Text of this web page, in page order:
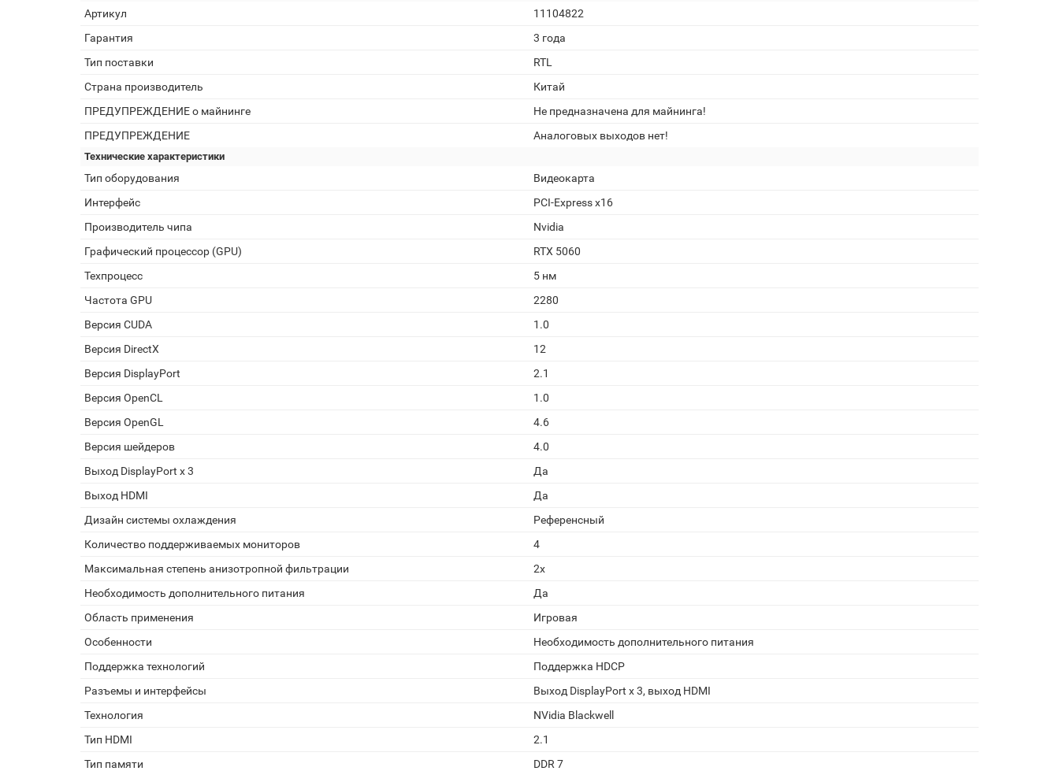
Артикул
11104822
Гарантия
3 года
Тип поставки
RTL
Страна производитель
Китай
ПРЕДУПРЕЖДЕНИЕ о майнинге
Не предназначена для майнинга!
ПРЕДУПРЕЖДЕНИЕ
Аналоговых выходов нет!
Технические характеристики
Тип оборудования
Видеокарта
Интерфейс
PCI-Express x16
Производитель чипа
Nvidia
Графический процессор (GPU)
RTX 5060
Техпроцесс
5 нм
Частота GPU
2280
Версия CUDA
1.0
Версия DirectX
12
Версия DisplayPort
2.1
Версия OpenCL
1.0
Версия OpenGL
4.6
Версия шейдеров
4.0
Выход DisplayPort x 3
Да
Выход HDMI
Да
Дизайн системы охлаждения
Референсный
Количество поддерживаемых мониторов
4
Максимальная степень анизотропной фильтрации
2x
Необходимость дополнительного питания
Да
Область применения
Игровая
Особенности
Необходимость дополнительного питания
Поддержка технологий
Поддержка HDCP
Разъемы и интерфейсы
Выход DisplayPort x 3, выход HDMI
Технология
NVidia Blackwell
Тип HDMI
2.1
Тип памяти
DDR 7